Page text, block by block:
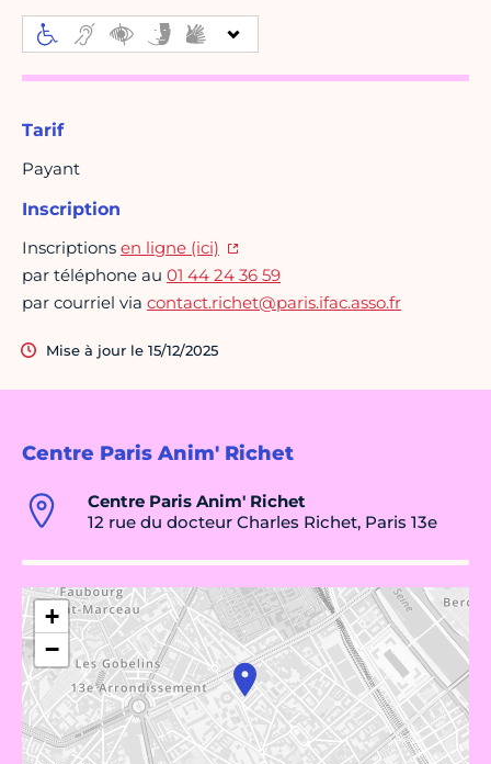
Centre Paris Anim' Richet
Centre Paris Anim' Richet
12 rue du docteur Charles Richet, Paris 13e
+
−
Tarif
Payant
Inscription
Inscriptions en ligne (ici)
par téléphone au 01 44 24 36 59
par courriel via contact.richet@paris.ifac.asso.fr
Mise à jour le 15/12/2025